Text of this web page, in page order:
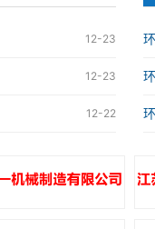
12-23
12-23
12-22